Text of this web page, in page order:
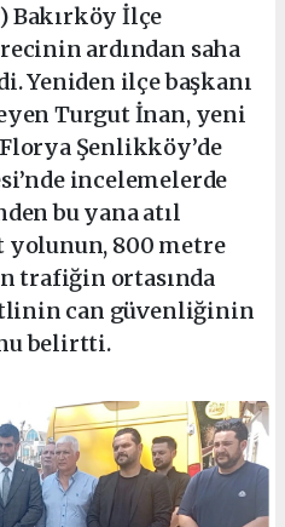
Bakırköy İlçe
ardından saha
Yeniden ilçe başkanı
Turgut İnan, yeni
Şenlikköy’de
incelemelerde
bu yana atıl
yolunun, 800 metre
trafiğin ortasında
can güvenliğinin
belirtti.